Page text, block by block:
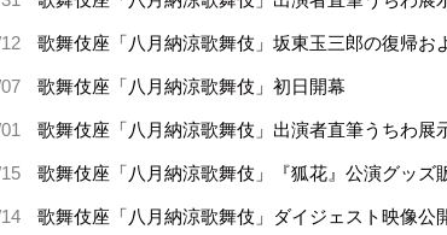
歌舞伎座「八月納涼歌舞伎」坂東玉三郎の復帰
歌舞伎座「八月納涼歌舞伎」初日開幕
歌舞伎座「八月納涼歌舞伎」出演者直筆うちわ
歌舞伎座「八月納涼歌舞伎」『狐花』公演グッズ
歌舞伎座「八月納涼歌舞伎」ダイジェスト映像公